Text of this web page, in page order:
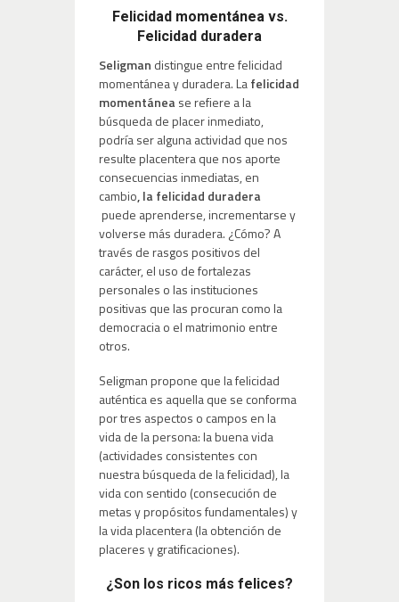
Felicidad momentánea vs.
Felicidad duradera
Seligman distingue entre felicidad
momentánea y duradera. Lafelicidad
momentánease refiere a la
búsqueda de placer inmediato,
podría ser alguna actividad que nos
resulte placentera que nos aporte
consecuencias inmediatas, en
cambio, la felicidad duradera
puede aprenderse, incrementarse y
volverse más duradera. ¿Cómo? A
través de rasgos positivos del
carácter, el uso de fortalezas
personales o las instituciones
positivas que las procuran como la
democracia o el matrimonio entre
otros.
Seligman propone que la felicidad
auténtica es aquella que se conforma
por tres aspectos o campos en la
vida de la persona: la buena vida
(actividades consistentes con
nuestra búsqueda de la felicidad), la
vida con sentido (consecución de
metas y propósitos fundamentales) y
la vida placentera (la obtención de
placeres y gratificaciones).
¿Son los ricos más felices?